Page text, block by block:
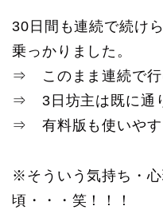
30日間も連続で続け
乗っかりました。
⇒ このまま連続で行
⇒ 3日坊主は既に通
⇒ 有料版も使いやす
※そういう気持ち・
頃・・・笑！！！